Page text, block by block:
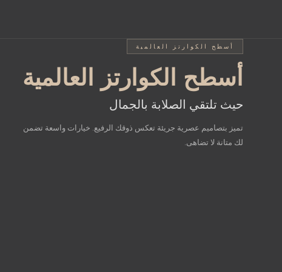
أسطح الكوارتز العالمية
أسطح الكوارتز العالمية
حيث تلتقي الصلابة بالجمال
تميز بتصاميم عصرية جريئة تعكس ذوقك الرفيع. خيارات واسعة تضمن
لك متانة لا تضاهى.
أسطح SINTERED STONE المشرقة
أسطح Sintered Stone
المشرقة
جمال الطبيعة بصلابة استثنائية
عالم من الخيارات المختلفة